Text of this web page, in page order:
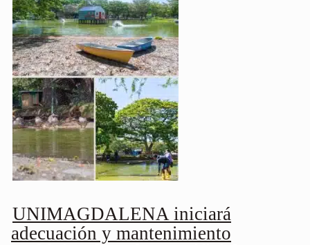
UNIMAGDALENA iniciará
adecuación y mantenimiento